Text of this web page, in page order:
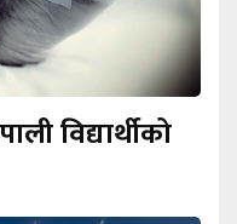
विद्यार्थीको